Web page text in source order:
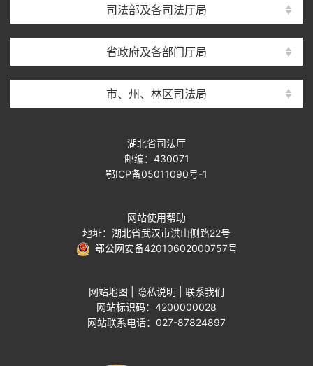
司法部及各司法厅局
省政府及各部门厅局
市、州、林区司法局
湖北省司法厅
邮编：430071
鄂ICP备05011090号-1
网站使用帮助
地址：湖北省武汉市洪山侧路22号
鄂公网安备42010602000757号
网站地图 隐私说明
联系我们
网站标识码：4200000028
网站联系电话：027-87824897